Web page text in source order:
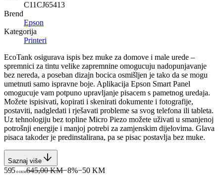
C11CJ65413
Brend
Epson
Kategorija
Printeri
EcoTank osigurava ispis bez muke za domove i male urede –
spremnici za tintu velike zapremnine omogucuju nadopunjavanje
bez nereda, a poseban dizajn bocica osmišljen je tako da se mogu
umetnuti samo ispravne boje. Aplikacija Epson Smart Panel
omogucuje vam potpuno upravljanje pisacem s pametnog uredaja.
Možete ispisivati, kopirati i skenirati dokumente i fotografije,
postaviti, nadgledati i rješavati probleme sa svog telefona ili tableta.
Uz tehnologiju bez topline Micro Piezo možete uživati u smanjenoj
potrošnji energije i manjoj potrebi za zamjenskim dijelovima. Glava
pisaca takoder je predinstalirana, pa se pisac postavlja bez muke.
Saznaj više
595 00KM645,00 KM−8%−50 KM